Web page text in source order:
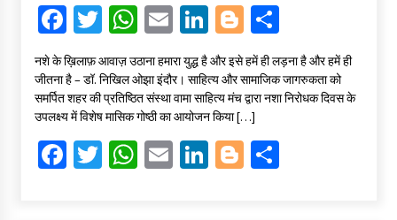
Fa
ce
b
o
o
k
T
tt
er
W
at
sA
p
p
E
ai
l
Li
n
ke
dI
n
Bl
o
gg
er
S
ar
e
​नशे के ख़िलाफ़ आवाज़ उठाना हमारा युद्ध है और इसे हमें ही लड़ना है और हमें ही
जीतना है – डॉ. निखिल ओझा ​इंदौर। साहित्य और सामाजिक जागरुकता को
समर्पित शहर की प्रतिष्ठित संस्था वामा साहित्य मंच द्वारा नशा निरोधक दिवस के
उपलक्ष्य में विशेष मासिक गोष्ठी का आयोजन किया […]
Fa T W E Li Bl S